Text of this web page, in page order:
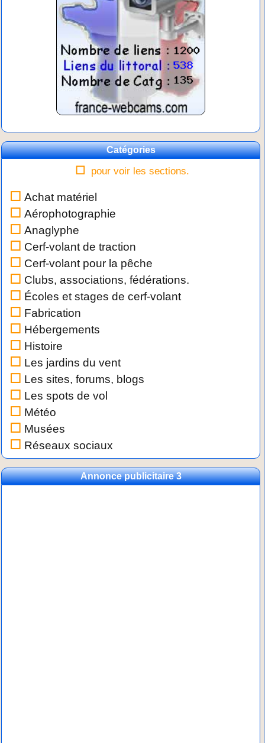
Catégories
pour voir les sections.
Achat matériel
Aérophotographie
Anaglyphe
Cerf-volant de traction
Cerf-volant pour la pêche
Clubs, associations, fédérations.
Écoles et stages de cerf-volant
Fabrication
Hébergements
Histoire
Les jardins du vent
Les sites, forums, blogs
Les spots de vol
Météo
Musées
Réseaux sociaux
Annonce publicitaire 3